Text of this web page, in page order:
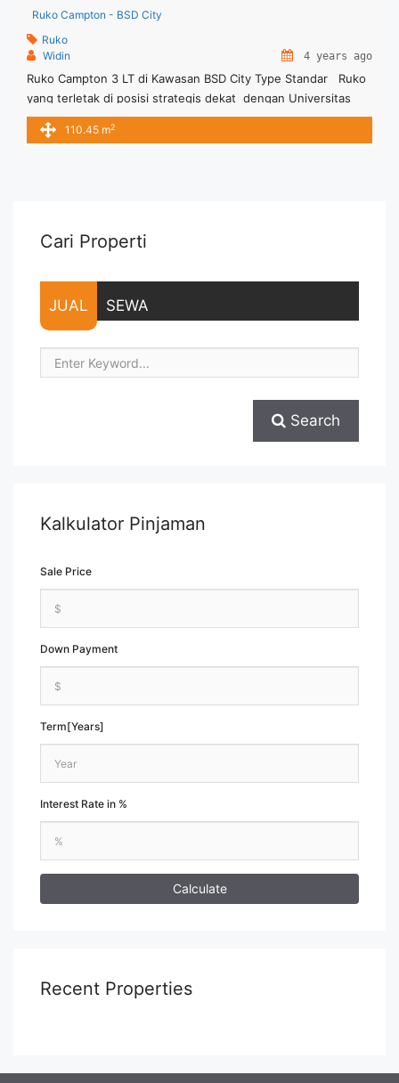
Ruko Campton - BSD City
Ruko
Widin
4 years ago
Ruko Campton 3 LT di Kawasan BSD City Type Standar Ruko
yang terletak di posisi strategis dekat dengan Universitas
Atmajaya Dan Pasar Intermoda BSD Ruko ini terdiri dari 3
Lantai dengan berbagai ukuran Dimensi 4 x 9
110.45 m2
Cari Properti
JUAL SEWA
Search
Kalkulator Pinjaman
Sale Price
Down Payment
Term[Years]
Interest Rate in %
Calculate
Recent Properties